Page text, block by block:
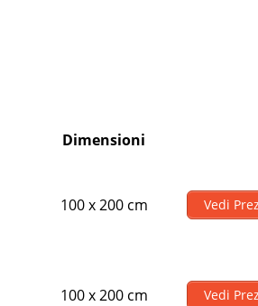
Dimensioni
100 x 200 cm Vedi
100 x 200 cm Vedi